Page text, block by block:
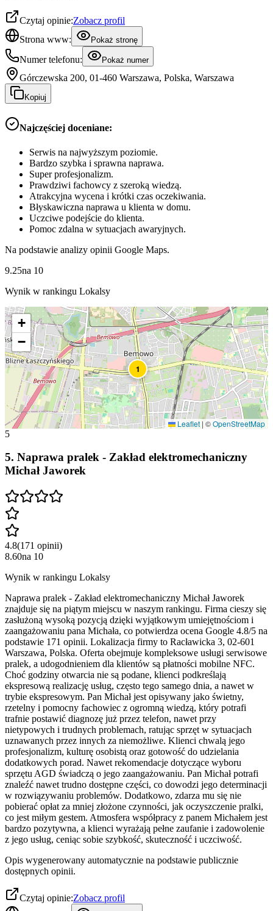
Czytaj opinie:Zobacz profil
Strona www:
Pokaż stronę
Numer telefonu: Pokaż numer
Górczewska 200, 01-460 Warszawa, Polska, Warszawa
Kopiuj
Najczęściej doceniane:
Serwis na najwyższym poziomie.
Bardzo szybka i sprawna naprawa.
Super profesjonalizm.
Prawdziwi fachowcy z szeroką wiedzą.
Atrakcyjna wycena i krótki czas oczekiwania.
Błyskawiczna naprawa u klienta w domu.
Uczciwe podejście do klienta.
Pomoc zdalna w sytuacjach awaryjnych.
Na podstawie analizy opinii Google Maps.
9.25na 10
Wynik w rankingu Lokalsy
1
+
−
Leaflet | ©OpenStreetMap
5
5. Naprawa pralek - Zakład elektromechaniczny
Michał Jaworek
4.8(171 opinii)
8.60na 10
Wynik w rankingu Lokalsy
Naprawa pralek - Zakład elektromechaniczny Michał Jaworek
znajduje się na piątym miejscu w naszym rankingu. Firma cieszy się
zasłużoną wysoką pozycją dzięki wyjątkowym umiejętnościom i
zaangażowaniu pana Michała, co potwierdza ocena Google 4.8/5 na
podstawie 171 opinii. Lokalizacja firmy to Racławicka 3, 02-601
Warszawa, Polska. Oferta obejmuje kompleksowe usługi serwisowe
pralek, a udogodnieniem dla klientów są płatności mobilne NFC.
Choć godziny otwarcia nie są podane, klienci podkreślają
ekspresową realizację usług, często tego samego dnia, a nawet w
trybie ekspresowym. Pan Michał jest opisywany jako świetny,
rzetelny i pomocny fachowiec z ogromną wiedzą, który potrafi
trafnie postawić diagnozę już przez telefon, nawet przy
nietypowych i trudnych problemach, ratując sprzęt w sytuacjach
uznawanych przez innych za niemożliwe. Klienci chwalą jego
profesjonalizm, kulturę osobistą oraz gotowość do udzielania
dodatkowych porad. Nawet rekomendacje dotyczące wyboru
sprzętu AGD świadczą o jego zaangażowaniu. Pan Michał potrafi
znaleźć nawet trudno dostępne części, co dowodzi jego determinacji
w rozwiązywaniu problemów. Dodatkowo, zdarza mu się nie
pobierać opłat za mniej złożone czynności, jak oczyszczenie pralki,
co jest miłym gestem. Atmosfera współpracy z panem Michałem jest
bardzo pozytywna, a klienci wyrażają pełne zaufanie i zadowolenie
z jego usług, ceniąc sobie szybkość, skuteczność i uczciwość.
Opis wygenerowany automatycznie na podstawie publicznie
dostępnych opinii.
Czytaj opinie:Zobacz profil